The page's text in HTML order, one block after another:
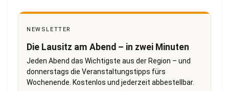
NEWSLETTER
Die Lausitz am Abend – in zwei Minuten
Jeden Abend das Wichtigste aus der Region – und
donnerstags die Veranstaltungstipps fürs
Wochenende. Kostenlos und jederzeit abbestellbar.